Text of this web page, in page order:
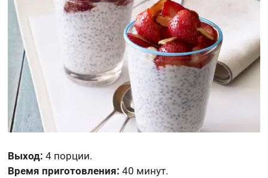
Выход: 4 порции.
Время приготовления: 40 минут.